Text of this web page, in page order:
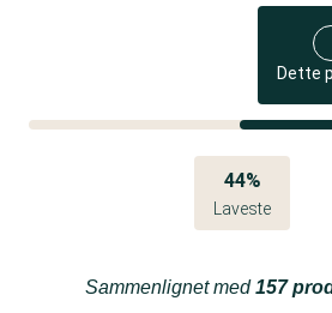
Dette
44%
Laveste
Sammenlignet med157